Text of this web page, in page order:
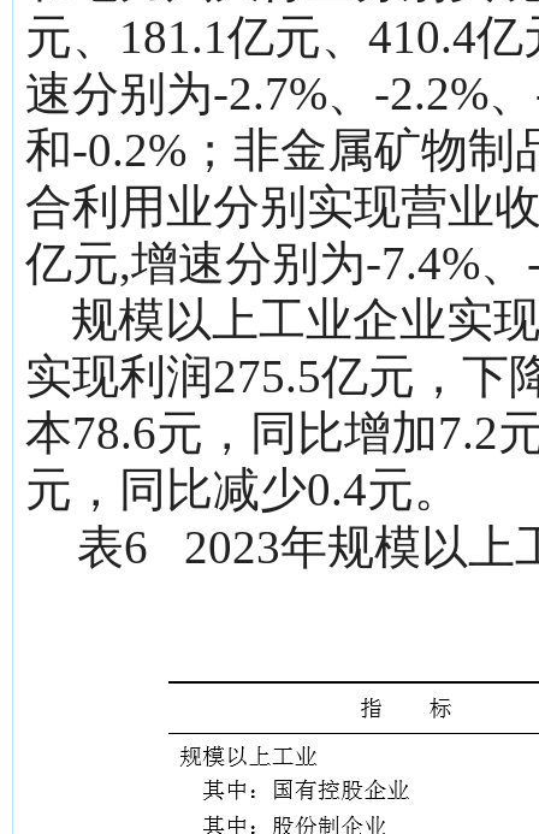
元、181.1亿元、410.4
速分别为-2.7%、-2.2%
和-0.2%；非金属矿物
合利用业分别实现营业
亿元,增速分别为-7.4%、
规模以上工业企业实
实现利润275.5亿元，下
本78.6元，同比增加7.2
元，同比减少0.4元。
表6 2023年规模以上